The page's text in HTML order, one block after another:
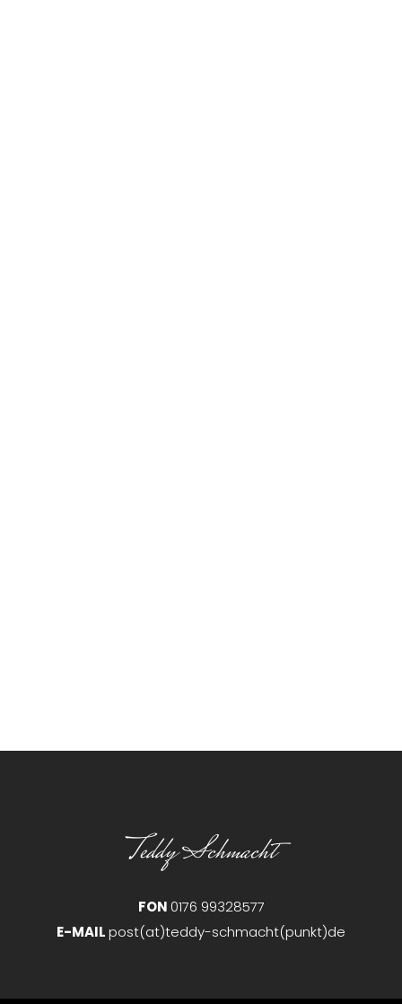
Teddy Schmacht
FON0176 99328577
E-MAILpost(at)teddy-schmacht(punkt)de